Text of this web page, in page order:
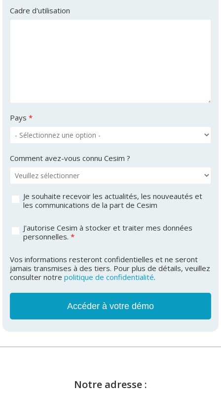
Cadre d'utilisation
Pays *
Comment avez-vous connu Cesim ?
Je souhaite recevoir les actualités, les nouveautés et
les communications de la part de Cesim
J'autorise Cesim à stocker et traiter mes données
personnelles. *
Vos informations resteront confidentielles et ne seront
jamais transmises à des tiers. Pour plus de détails, veuillez
consulter notre politique de confidentialité.
Notre adresse :